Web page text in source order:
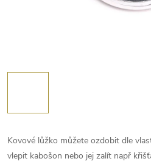
Kovové lůžko můžete ozdobit dle
vlepit kabošon nebo jej zalít např